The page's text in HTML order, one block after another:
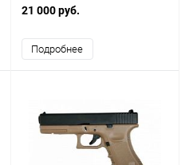
21 000 руб.
Подробнее